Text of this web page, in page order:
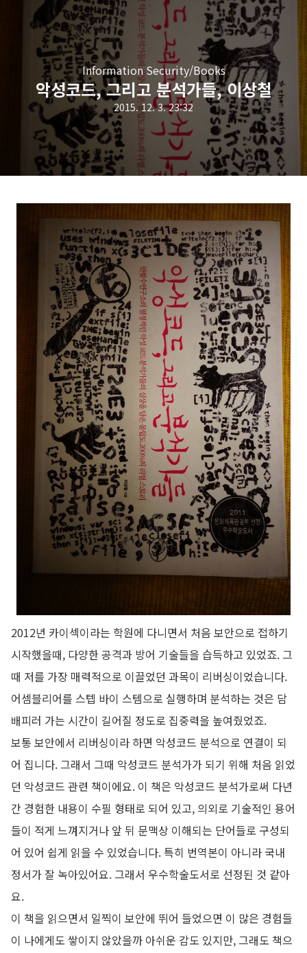
Information Security/Books
악성코드, 그리고 분석가들, 이상철
2015. 12. 3. 23:32
2012년 카이섹이라는 학원에 다니면서 처음 보안으로 접하기
시작했을때, 다양한 공격과 방어 기술들을 습득하고 있었죠. 그
때 저를 가장 매력적으로 이끌었던 과목이 리버싱이었습니다.
어셈블리어를 스텝 바이 스템으로 실행하며 분석하는 것은 담
배피러 가는 시간이 길어질 정도로 집중력을 높여줬었죠.
보통 보안에서 리버싱이라 하면 악성코드 분석으로 연결이 되
어 집니다. 그래서 그때 악성코드 분석가가 되기 위해 처음 읽었
던 악성코드 관련 책이에요. 이 책은 악성코드 분석가로써 다년
간 경험한 내용이 수필 형태로 되어 있고, 의외로 기술적인 용어
들이 적게 느껴지거나 앞 뒤 문맥상 이해되는 단어들로 구성되
어 있어 쉽게 읽을 수 있었습니다. 특히 번역본이 아니라 국내
정서가 잘 녹아있어요. 그래서 우수학술도서로 선정된 것 같아
요.
이 책을 읽으면서 일찍이 보안에 뛰어 들었으면 이 많은 경험들
이 나에게도 쌓이지 않았을까 아쉬운 감도 있지만, 그래도 책으